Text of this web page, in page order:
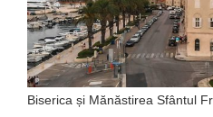
Biserica și Mănăstirea Sfântul